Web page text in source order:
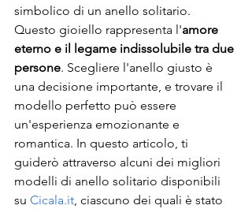
simbolico di un anello solitario.
Questo gioiello rappresenta l'amore
eterno e il legame indissolubile tra due
persone. Scegliere l'anello giusto è
una decisione importante, e trovare il
modello perfetto può essere
un'esperienza emozionante e
romantica. In questo articolo, ti
guiderò attraverso alcuni dei migliori
modelli di anello solitario disponibili
su Cicala.it, ciascuno dei quali è stato